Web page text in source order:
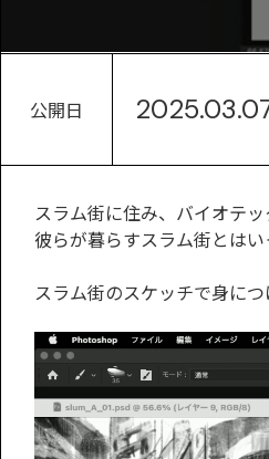
公開日
スラム街に住み、バイオテ
彼らが暮らすスラム街とはい
スラム街のスケッチで身に